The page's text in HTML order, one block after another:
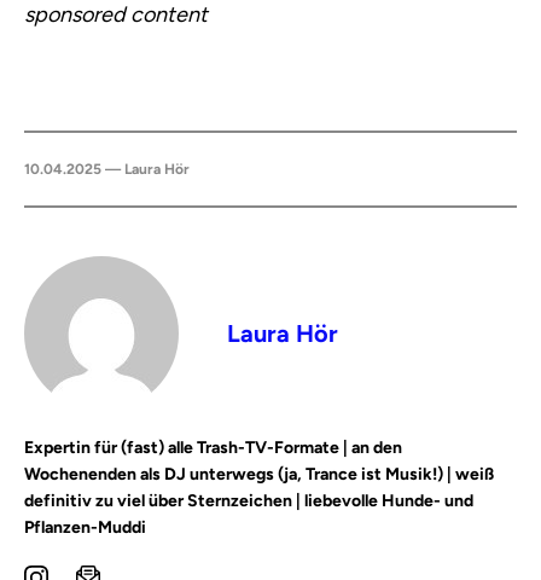
sponsored content
10.04.2025 — Laura Hör
Laura Hör
Expertin für (fast) alle Trash-TV-Formate | an den
Wochenenden als DJ unterwegs (ja, Trance ist Musik!) | weiß
definitiv zu viel über Sternzeichen | liebevolle Hunde- und
Pflanzen-Muddi